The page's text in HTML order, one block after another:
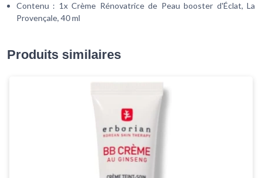
Contenu : 1x Crème Rénovatrice de Peau booster d'Éclat, La
Provençale, 40 ml
Produits similaires